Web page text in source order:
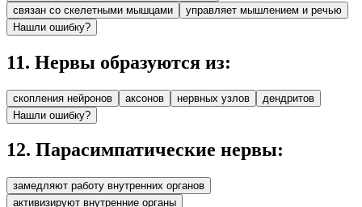
связан со скелетными мышцами
управляет мышлением и речью
Нашли ошибку?
11. Нервы образуются из:
скопления нейронов аксонов нервных узлов
дендритов
Нашли ошибку?
12. Парасимпатические нервы:
замедляют работу внутренних органов
активизируют внутренние органы